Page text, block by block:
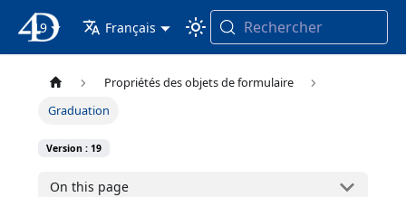
4D Documentation
19 Français Rechercher
Propriétés des objets de formulaire
Graduation
Version : 19
On this page